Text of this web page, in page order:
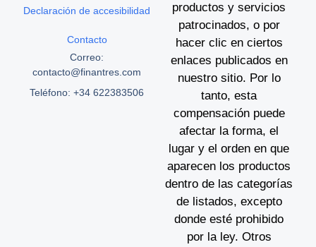
productos y servicios
patrocinados, o por
hacer clic en ciertos
enlaces publicados en
nuestro sitio. Por lo
tanto, esta
compensación puede
afectar la forma, el
lugar y el orden en que
aparecen los productos
dentro de las categorías
de listados, excepto
donde esté prohibido
por la ley. Otros
Declaración de accesibilidad
Contacto
Correo:
contacto@finantres.com
Teléfono: +34 622383506